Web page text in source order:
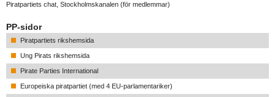
Piratpartiets chat, Stockholmskanalen (för medlemmar)
PP-sidor
Piratpartiets rikshemsida
Ung Pirats rikshemsida
Pirate Parties International
Europeiska piratpartiet (med 4 EU-parlamentariker)